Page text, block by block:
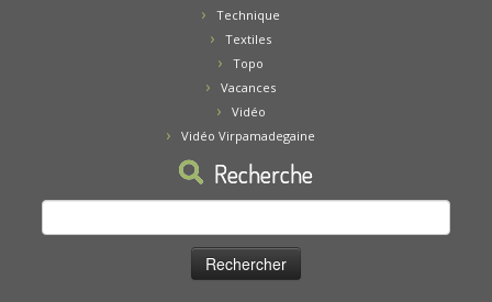
Technique
Textiles
Topo
Vacances
Vidéo
Vidéo Virpamadegaine
Recherche
Rechercher :